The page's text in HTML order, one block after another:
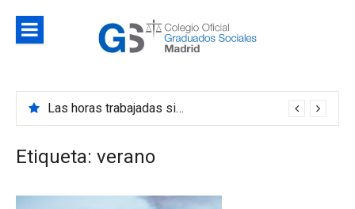
contenido
Colegio
Madrid
Graduados Sociales de Madrid
Las horas trabajadas siguen disminuyendo en 2023 y estas son sus causas
Etiqueta: verano